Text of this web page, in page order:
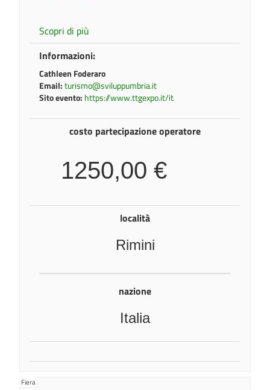
Scopri di più
Informazioni:
Cathleen Foderaro
Email:turismo@sviluppumbria.it
Sito evento: https://www.ttgexpo.it/it
costo partecipazione operatore
1250,00 €
località
Rimini
nazione
Italia
Fiera